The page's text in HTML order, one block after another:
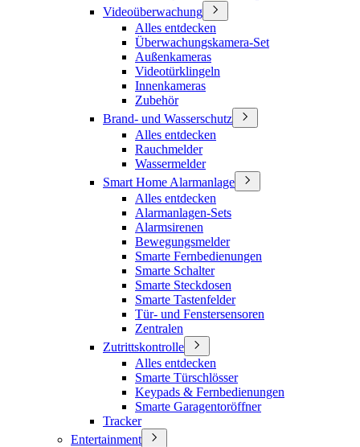
Videoüberwachung
Alles entdecken
Überwachungskamera-Set
Außenkameras
Videotürklingeln
Innenkameras
Zubehör
Brand- und Wasserschutz
Alles entdecken
Rauchmelder
Wassermelder
Smart Home Alarmanlage
Alles entdecken
Alarmanlagen-Sets
Alarmsirenen
Bewegungsmelder
Smarte Fernbedienungen
Smarte Schalter
Smarte Steckdosen
Smarte Tastenfelder
Tür- und Fenstersensoren
Zentralen
Zutrittskontrolle
Alles entdecken
Smarte Türschlösser
Keypads & Fernbedienungen
Smarte Garagentoröffner
Tracker
Entertainment